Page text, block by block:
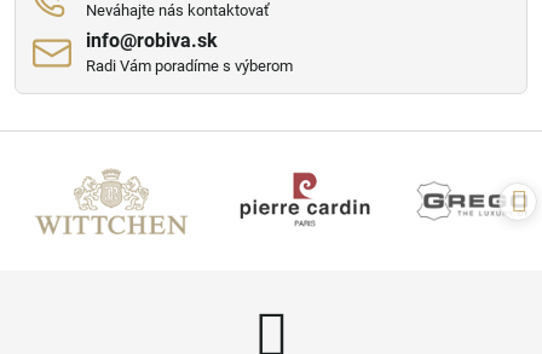
Neváhajte nás kontaktovať
info​@robiva​.sk
Radi Vám poradíme s výberom